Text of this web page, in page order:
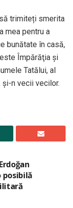
trimiteți sme­rita
mea pentru a
bunătate în casă,
Împărăţia şi
Tatălui, al
și-n vecii vecilor.
posibilă